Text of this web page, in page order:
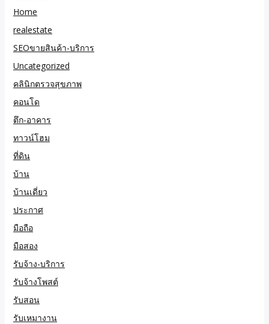
Home
realestate
SEOขายสินค้า-บริการ
Uncategorized
คลินิกตรวจสุขภาพ
คอนโด
ตึก-อาคาร
ทาวน์โฮม
ที่ดิน
บ้าน
บ้านเดี่ยว
ประกาศ
มือถือ
มือสอง
รับจ้าง-บริการ
รับจ้างโพสต์
รับสอน
รับเหมางาน